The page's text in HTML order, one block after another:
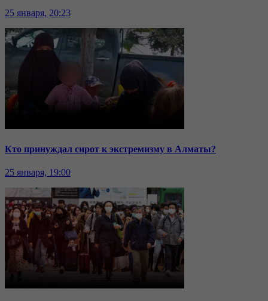
25 января, 20:23
Кто принуждал сирот к экстремизму в Алматы?
25 января, 19:00